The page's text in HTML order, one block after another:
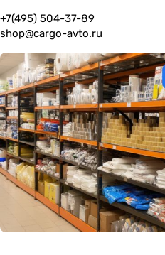
+7(495) 504-37-89
shop@cargo-avto.ru